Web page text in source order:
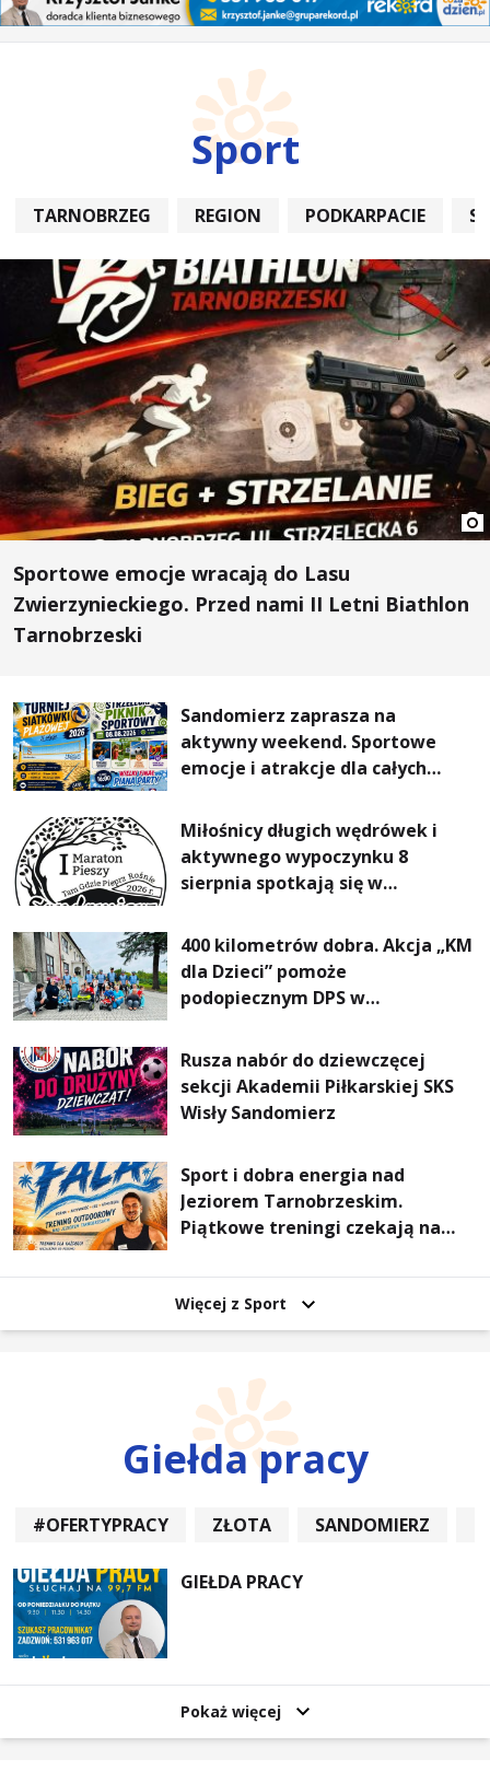
Sport
TARNOBRZEG REGION PODKARPACIE
Sportowe emocje wracają do Lasu
Zwierzynieckiego. Przed nami II Letni Biathlon
Tarnobrzeski
Sandomierz zaprasza na
aktywny weekend. Sportowe
emocje i atrakcje dla całych
Miłośnicy długich wędrówek i
aktywnego wypoczynku 8
sierpnia spotkają się w
Pieszym „Tam Gdzie Pieprz
Rośnie”
400 kilometrów dobra. Akcja „KM
dla Dzieci” pomoże
podopiecznym DPS w
Rusza nabór do dziewczęcej
sekcji Akademii Piłkarskiej SKS
Wisły Sandomierz
Sport i dobra energia nad
Jeziorem Tarnobrzeskim.
Piątkowe treningi czekają na
Więcej z Sport
Giełda pracy
#OFERTYPRACY ZŁOTA SANDOMIERZ
GIEŁDA PRACY
Pokaż więcej